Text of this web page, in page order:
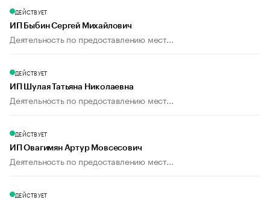
ДЕЙСТВУЕТ
ИП Быбин Сергей Михайлович
Деятельность по предоставлению мест...
ДЕЙСТВУЕТ
ИП Шулая Татьяна Николаевна
Деятельность по предоставлению мест...
ДЕЙСТВУЕТ
ИП Овагимян Артур Мовсесович
Деятельность по предоставлению мест...
ДЕЙСТВУЕТ